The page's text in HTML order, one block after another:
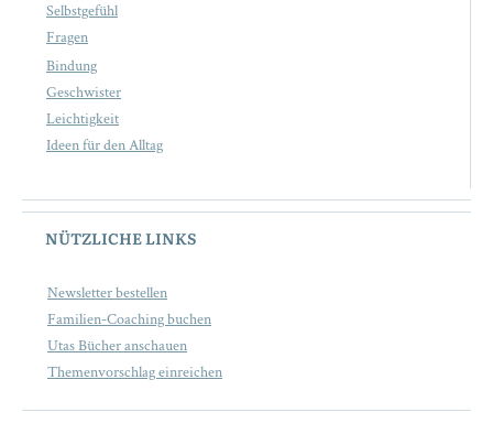
Selbstgefühl
Fragen
Bindung
Geschwister
Leichtigkeit
Ideen für den Alltag
NÜTZLICHE LINKS
Newsletter bestellen
Familien-Coaching buchen
Utas Bücher anschauen
Themenvorschlag einreichen